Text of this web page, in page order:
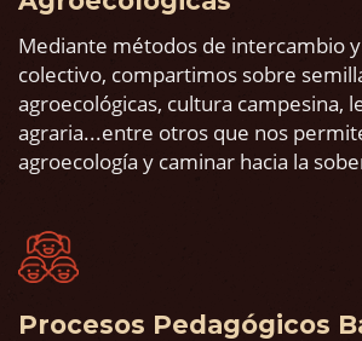
Mediante métodos de intercambio
colectivo, compartimos sobre
agroecológicas, cultura campesina,
agraria...entre otros que nos
agroecología y caminar hacia la
Procesos Pedagógicos